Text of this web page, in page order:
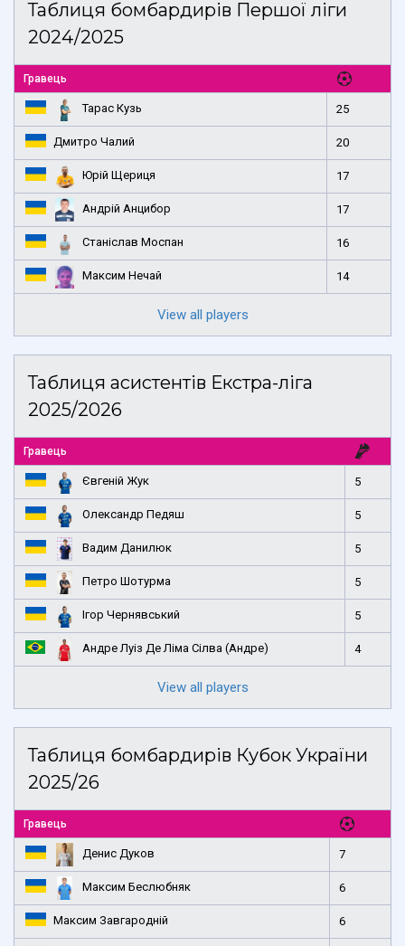
Таблиця бомбардирів Першої ліги
2024/2025
Гравець
Тарас Кузь 25
Дмитро Чалий 20
Юрій Щериця 17
Андрій Анцибор 17
Станіслав Моспан 16
Максим Нечай 14
View all players
Таблиця асистентів Екстра-ліга
2025/2026
Гравець
Євгеній Жук 5
Олександр Педяш 5
Вадим Данилюк 5
Петро Шотурма 5
Ігор Чернявський 5
Андре Луіз Де Ліма Сілва (Андре) 4
View all players
Таблиця бомбардирів Кубок України
2025/26
Гравець
Денис Дуков 7
Максим Беслюбняк 6
Максим Завгародній 6